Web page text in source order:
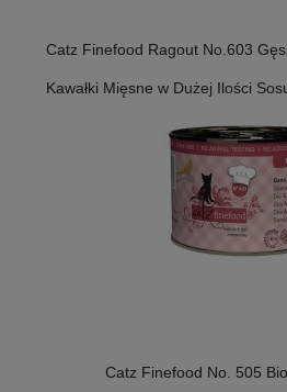
Catz Finefood Ragout No.603
Kawałki Mięsne w Dużej Ilości
Catz Finefood No. 505